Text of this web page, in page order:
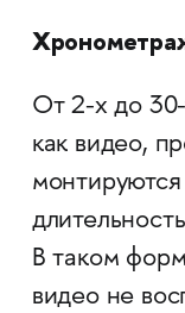
От 2-х до
как видео,
В таком
видео не